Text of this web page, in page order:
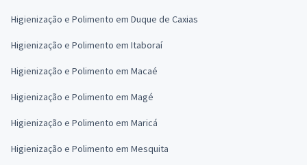
Higienização e Polimento em Duque de Caxias
Higienização e Polimento em Itaboraí
Higienização e Polimento em Macaé
Higienização e Polimento em Magé
Higienização e Polimento em Maricá
Higienização e Polimento em Mesquita